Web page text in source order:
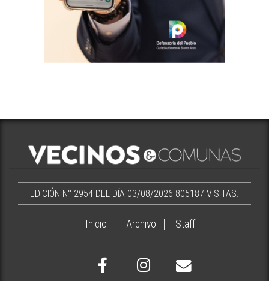
EDICIÓN N° 2954 DEL DÍA 03/08/2026 805187 VISITAS.
Inicio Archivo Staff